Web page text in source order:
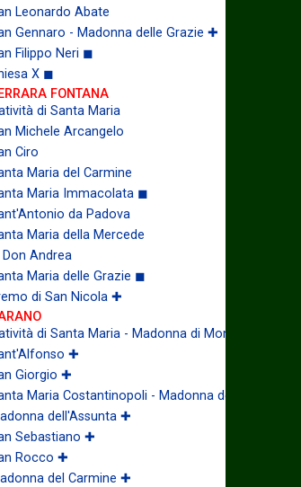
Leonardo Abate
Gennaro - Madonna delle Grazie ✚
Filippo Neri ◼
X ◼
FONTANA
di Santa Maria
Michele Arcangelo
Ciro
Maria del Carmine
Maria Immacolata ◼
da Padova
Maria della Mercede
Don Andrea
Maria delle Grazie ◼
di San Nicola ✚
di Santa Maria - Madonna di Montevergine
✚
Giorgio ✚
Maria Costantinopoli - Madonna delle Grazie ✚
dell'Assunta ✚
Sebastiano ✚
Rocco ✚
del Carmine ✚